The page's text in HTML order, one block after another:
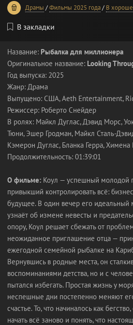
Драмы /Фильмы 2025 года/ В хорошем
80 1 2 3
В закладки
Название: Рыбалка для миллионера
Оригинальное название: Looking
Год выпуска: 2025
Жанр: Драма
Выпущено: США, Aeth Entertainment,
Режиссер: Роберто Снейдер
В ролях: Майкл Дуглас, Дэвид Морс,
Тюни, Эшер Гродман, Майкл Сталь-
Кэмерон Дуглас, Бланка Герра, Химена
Продолжительность: 01:39:01
О фильме: Коул — успешный молодой
привыкший контролировать всё:
будущее. В один вечер его идеальный
узнаёт об измене невесты и
опору, Коул решает сбежать от
неожиданное приглашение отца —
ежегодной семейной рыбалке на
Вернувшись в родные места, он
воспоминаниями детства, но и с
пытался избегать. Простая жизнь у
неспешные дни постепенно меняют
счастье. То, что начиналось как
начать всё заново и понять, что